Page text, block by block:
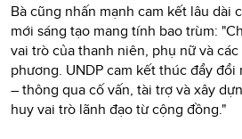
Bà cũng nhấn mạnh cam kết lâu dài
mới sáng tạo mang tính bao trùm:
vai trò của thanh niên, phụ nữ và
phương. UNDP cam kết thúc đẩy
– thông qua cố vấn, tài trợ và xây
huy vai trò lãnh đạo từ cộng đồng."